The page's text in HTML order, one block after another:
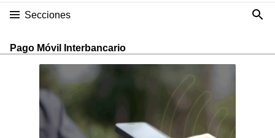
Secciones
Pago Móvil Interbancario